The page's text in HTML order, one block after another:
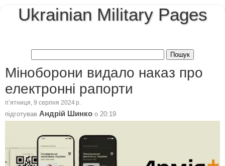
Ukrainian Military Pages
Міноборони видало наказ про
електронні рапорти
пʼятниця, 9 серпня 2024 р.
підготував Андрій Шинко о 20:19